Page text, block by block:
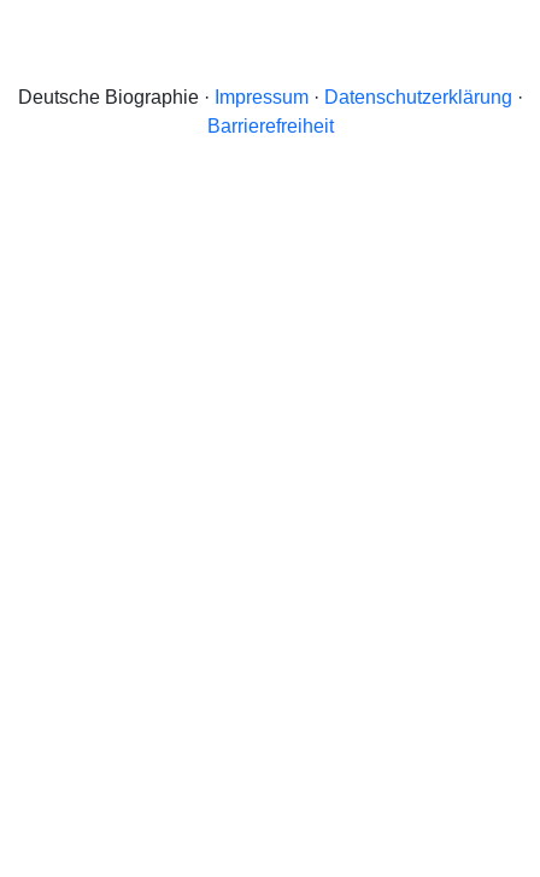
Deutsche Biographie · Impressum· Datenschutzerklärung ·
Barrierefreiheit